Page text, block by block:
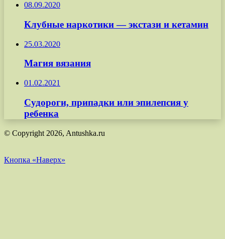
08.09.2020
Клубные наркотики — экстази и кетамин
25.03.2020
Магия вязания
01.02.2021
Судороги, припадки или эпилепсия у
ребенка
© Copyright 2026, Antushka.ru
Кнопка «Наверх»